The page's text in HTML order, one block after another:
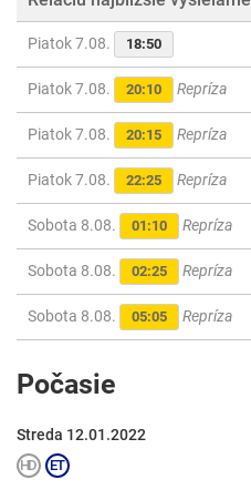
Piatok 7.08. 18:50
Piatok 7.08. 20:10 Repríza
Piatok 7.08. 20:15 Repríza
Piatok 7.08. 22:25 Repríza
Sobota 8.08. 01:10 Repríza
Sobota 8.08. 02:25 Repríza
Sobota 8.08. 05:05 Repríza
Počasie
Streda 12.01.2022